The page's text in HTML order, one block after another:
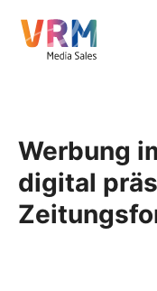
Werbung
digital